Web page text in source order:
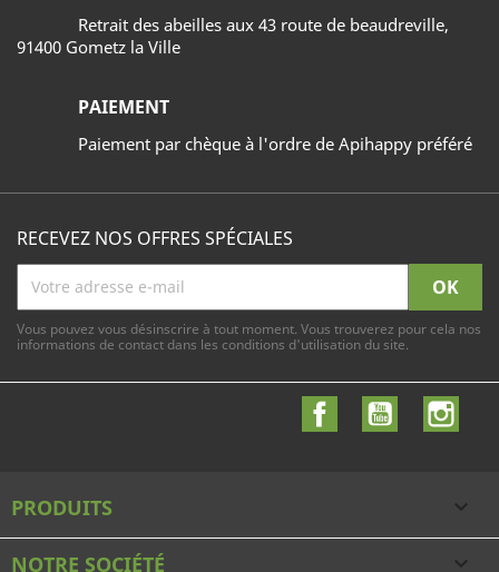
Retrait des abeilles aux 43 route de beaudreville,
91400 Gometz la Ville
PAIEMENT
Paiement par chèque à l'ordre de Apihappy préféré
RECEVEZ NOS OFFRES SPÉCIALES
Vous pouvez vous désinscrire à tout moment. Vous trouverez pour cela nos
informations de contact dans les conditions d'utilisation du site.
FacebookYouTube
PRODUITS 
NOTRE SOCIÉTÉ 